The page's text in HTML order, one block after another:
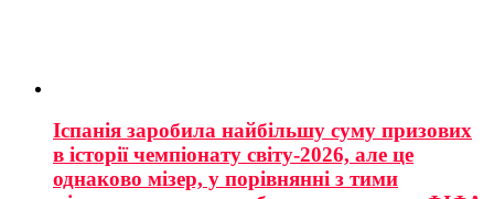
Іспанія заробила найбільшу суму призових
в історії чемпіонату світу-2026, але це
однаково мізер, у порівнянні з тими